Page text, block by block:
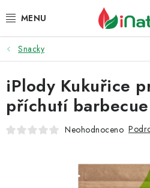
na
POTRAVINY
OŘECHY A SUŠENÉ PLODY
SNACKY
EKO DROGERIE A KOSMETIKA
Snacky
iPlody Kukuřice
příchutí
Neohodnoceno